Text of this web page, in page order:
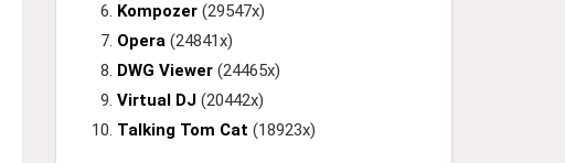
Kompozer (29547x)
Opera (24841x)
DWG Viewer (24465x)
Virtual DJ (20442x)
Talking Tom Cat (18923x)